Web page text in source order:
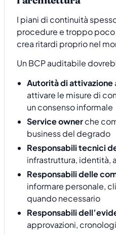
I piani di continuità
procedure e troppo poco
crea ritardi proprio nel
Un BCP auditabile
Autorità di attivazione
attivare le misure di
un consenso informale
Service ownerche
business del degrado
Responsabili tecnici
infrastruttura, identità,
Responsabili delle
informare personale,
quando necessario
Responsabili
approvazioni,